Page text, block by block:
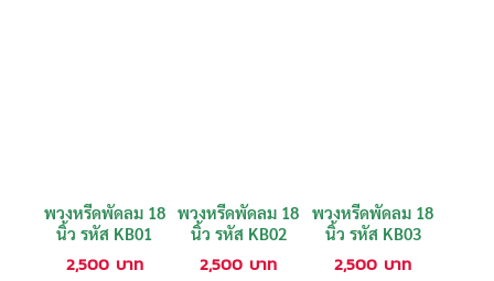
พวงหรีดพัดลม 18
นิ้ว รหัส KB01
2,500 บาท
พวงหรีดพัดลม 18
นิ้ว รหัส KB02
2,500 บาท
พวงหรีดพัดลม 18
นิ้ว รหัส KB03
2,500 บาท